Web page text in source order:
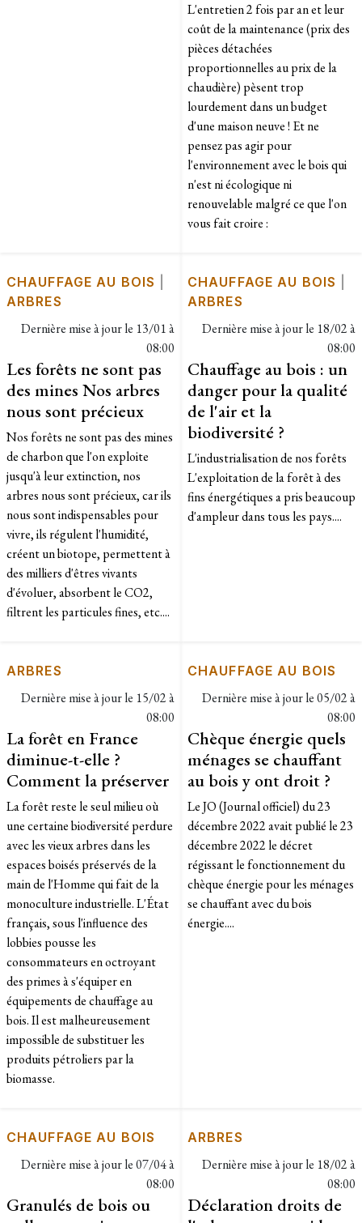
L'entretien 2 fois par an et leur
coût de la maintenance (prix des
pièces détachées
proportionnelles au prix de la
chaudière) pèsent trop
lourdement dans un budget
d'une maison neuve ! Et ne
pensez pas agir pour
l'environnement avec le bois qui
n'est ni écologique ni
renouvelable malgré ce que l'on
vous fait croire :
CHAUFFAGE AU BOIS
ARBRES
Dernière mise à jour le 13/01 à
08:00
Les forêts ne sont pas
des mines Nos arbres
nous sont précieux
Nos forêts ne sont pas des mines
de charbon que l'on exploite
jusqu'à leur extinction, nos
arbres nous sont précieux, car ils
nous sont indispensables pour
vivre, ils régulent l'humidité,
créent un biotope, permettent à
des milliers d'êtres vivants
d'évoluer, absorbent le CO2,
filtrent les particules fines, etc....
CHAUFFAGE AU BOIS
ARBRES
Dernière mise à jour le 18/02 à
08:00
Chauffage au bois : un
danger pour la qualité
de l'air et la
biodiversité ?
L'industrialisation de nos forêts
L'exploitation de la forêt à des
fins énergétiques a pris beaucoup
d'ampleur dans tous les pays....
ARBRES
Dernière mise à jour le 15/02 à
08:00
La forêt en France
diminue-t-elle ?
Comment la préserver
La forêt reste le seul milieu où
une certaine biodiversité perdure
avec les vieux arbres dans les
espaces boisés préservés de la
main de l'Homme qui fait de la
monoculture industrielle. L'État
français, sous l'influence des
lobbies pousse les
consommateurs en octroyant
des primes à s'équiper en
équipements de chauffage au
bois. Il est malheureusement
impossible de substituer les
produits pétroliers par la
biomasse.
CHAUFFAGE AU BOIS
Dernière mise à jour le05/02 à
08:00
Chèque énergie quels
ménages se chauffant
au bois y ont droit ?
Le JO (Journal officiel) du 23
décembre 2022 avait publié le 23
décembre 2022 le décret
régissant le fonctionnement du
chèque énergie pour les ménages
se chauffant avec du bois
énergie....
CHAUFFAGE AU BOIS
Dernière mise à jour le07/04 à
08:00
Granulés de bois ou
ARBRES
Dernière mise à jour le 18/02 à
08:00
Déclaration droits de